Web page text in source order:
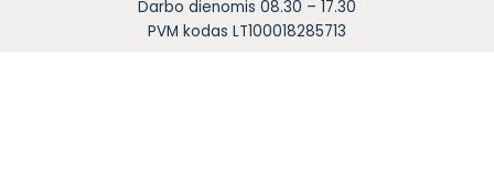
Darbo dienomis 08.30 – 17.30
PVM kodas LT100018285713